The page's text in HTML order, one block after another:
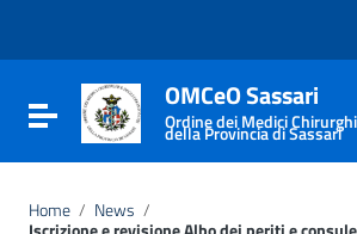
Vai al footer
Attiva / disattiva la navigazione
OMCeO Sassari
Ordine dei Medici
della Provincia di Sassari
Home / News /